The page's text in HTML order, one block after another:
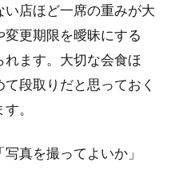
い店ほど一席の重みが大
更期限を曖昧にする
ます。大切な会食ほ
段取りだと思っておく
。
真を撮ってよいか」